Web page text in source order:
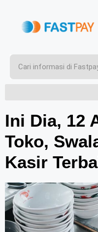
Ini Dia, 12
Toko,
Kasir